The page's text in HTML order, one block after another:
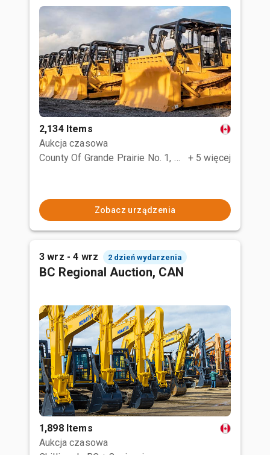
2,134 Items
Aukcja czasowa
County Of Grande Prairie No. 1, AB
+ 5 więcej
Zobacz urządzenia
3 wrz - 4 wrz 2 dzień wydarzenia
BC Regional Auction, CAN
1,898 Items
Aukcja czasowa